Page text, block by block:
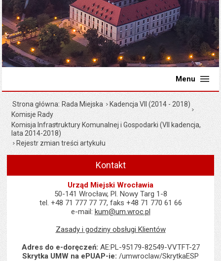
Menu
Strona główna Rada Miejska
Kadencja VII (2014 - 2018)
Komisje Rady
Komisja Infrastruktury Komunalnej i Gospodarki (VII kadencja,
lata 2014-2018)
Rejestr zmian treści artykułu
Kontakt
Urząd Miejski Wrocławia
50-141 Wrocław, Pl. Nowy Targ 1-8
tel. +48 71 777 77 77, faks +48 71 770 61 66
e-mail: kum@um.wroc.pl
Zasady i godziny obsługi Klientów
Adres do e-doręczeń: AE:PL-95179-82549-VVTFT-27
Skrytka UMW na ePUAP-ie: /umwroclaw/SkrytkaESP